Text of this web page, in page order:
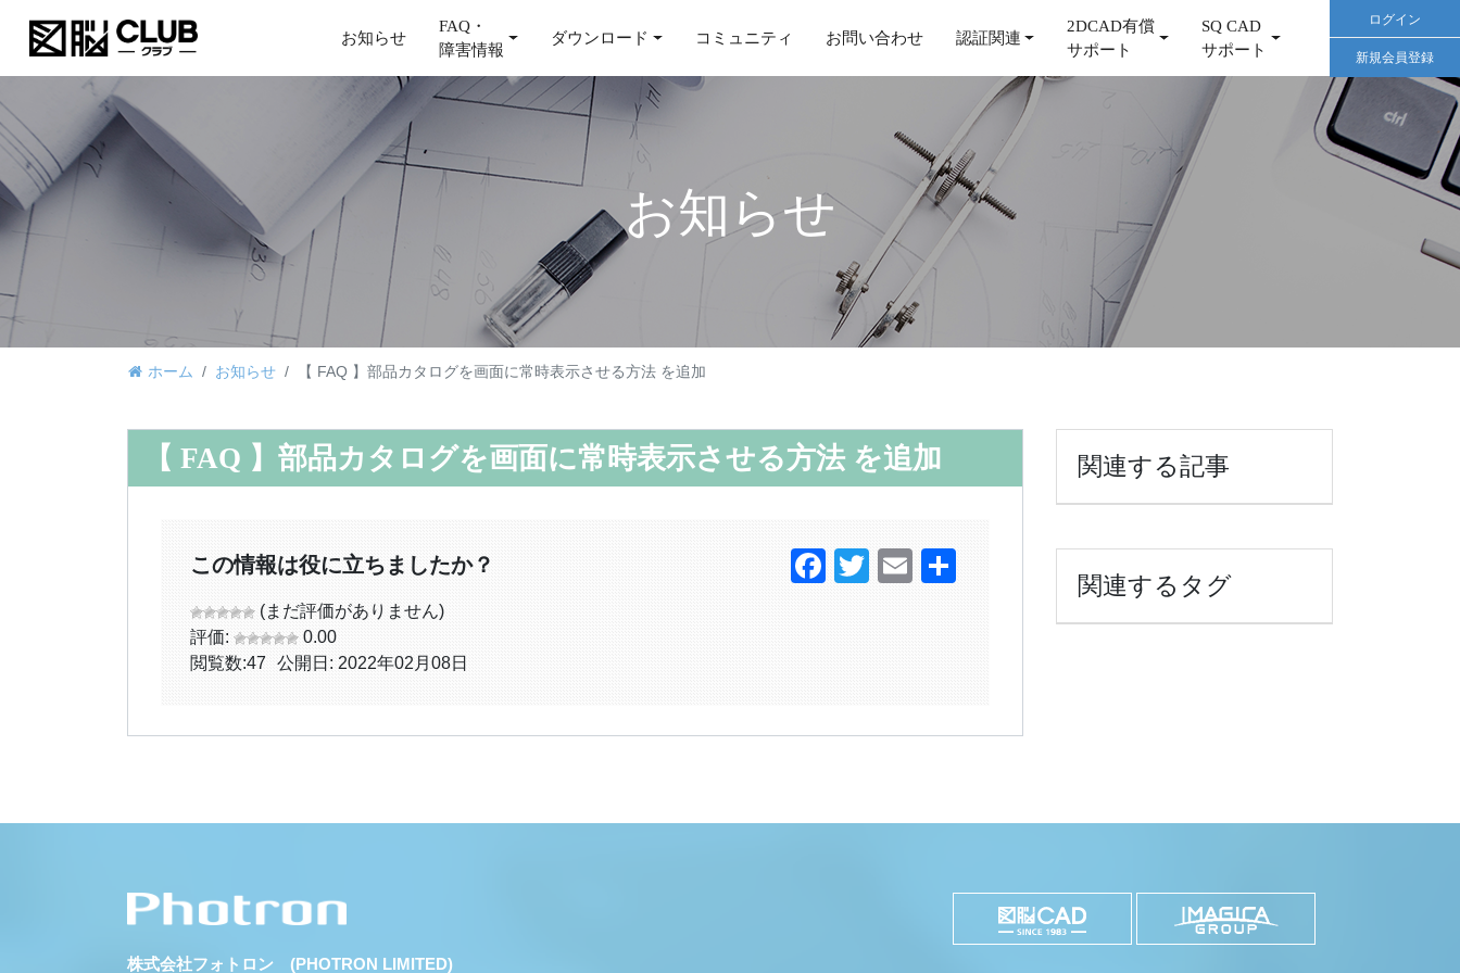
お知らせ
FAQ・
障害情報
ダウンロード コミュニティ お問い合わせ 認証関連
2DCAD有償
サポート
SQ CAD
サポート
ログイン
新規会員登録
お知らせ
ホーム お知らせ 【 FAQ 】部品カタログを画面に常時表示させる方法 を追加
【 FAQ 】部品カタログを画面に常時表示させる方法 を追加
この情報は役に立ちましたか？
(まだ評価がありません)
評価:
0.00
閲覧数:47 公開日: 2022年02月08日
Facebook
TwitterEmail
関連する記事
関連するタグ
株式会社フォトロン (PHOTRON LIMITED)